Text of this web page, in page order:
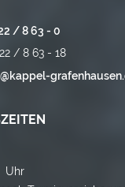
/ 8 63 - 0
/ 8 63 - 18
Uhr